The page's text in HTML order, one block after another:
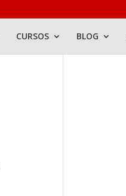
CURSOS BLOG